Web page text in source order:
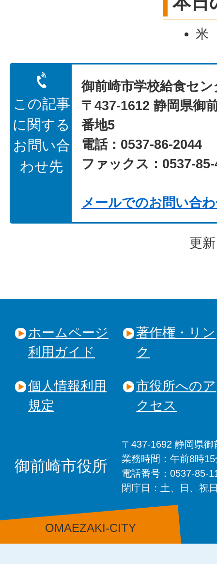
米
この記事
に関する
お問い合
わせ先
御前崎市学校給食セン
〒437-1612 静岡県御
番地5
電話：0537-86-2044
ファックス：0537-
メールでのお問い合
更
ホームページ
利用ガイド
著作権・リン
ク
個人情報利用
規定
市役所へのア
クセス
御前崎市役所
〒437-1692 静岡県
業務時間：午前8時
電話番号：0537-85-
閉庁日：土、日、祝
OMAEZAKI-CITY